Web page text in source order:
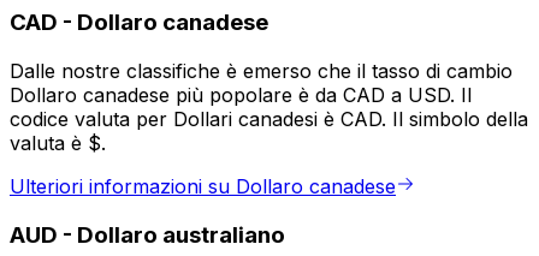
CAD - Dollaro canadese
Dalle nostre classifiche è emerso che il tasso di cambio
Dollaro canadese più popolare è da CAD a USD. Il
codice valuta per Dollari canadesi è CAD. Il simbolo della
valuta è $.
Ulteriori informazioni su Dollaro canadese
AUD - Dollaro australiano